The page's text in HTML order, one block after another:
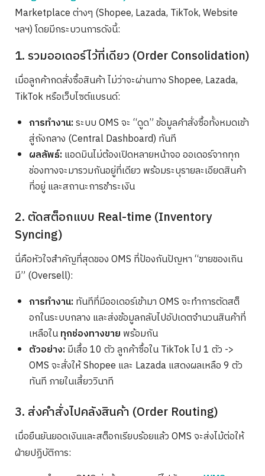
Marketplace ต่างๆ (Shopee, Lazada, TikTok, Website
ฯลฯ) โดยมีกระบวนการดังนี้:
1. รวมออเดอร์ไว้ที่เดียว (Order Consolidation)
เมื่อลูกค้ากดสั่งซื้อสินค้า ไม่ว่าจะผ่านทาง Shopee, Lazada,
TikTok หรือเว็บไซต์แบรนด์:
การทำงาน:ระบบ OMS จะ “ดูด” ข้อมูลคำสั่งซื้อทั้งหมดเข้า
สู่ถังกลาง (Central Dashboard) ทันที
ผลลัพธ์:แอดมินไม่ต้องเปิดหลายหน้าจอ ออเดอร์จากทุก
ช่องทางจะมารวมกันอยู่ที่เดียว พร้อมระบุรายละเอียดสินค้า
ที่อยู่ และสถานะการชำระเงิน
2. ตัดสต็อกแบบ Real-time (Inventory
Syncing)
นี่คือหัวใจสำคัญที่สุดของ OMS ที่ป้องกันปัญหา “ขายของเกิน
มี” (Oversell):
การทำงาน:ทันทีที่มีออเดอร์เข้ามา OMS จะทำการตัดสต็
อกในระบบกลาง และส่งข้อมูลกลับไปอัปเดตจำนวนสินค้าที่
เหลือในทุกช่องทางขาย พร้อมกัน
ตัวอย่าง:มีเสื้อ 10 ตัว ลูกค้าซื้อใน TikTok ไป 1 ตัว ->
OMS จะสั่งให้ Shopee และ Lazada แสดงผลเหลือ 9 ตัว
ทันที ภายในเสี้ยววินาที
3. ส่งคำสั่งไปคลังสินค้า (Order Routing)
เมื่อยืนยันยอดเงินและสต็อกเรียบร้อยแล้ว OMS จะส่งไม้ต่อให้
ฝ่ายปฏิบัติการ: